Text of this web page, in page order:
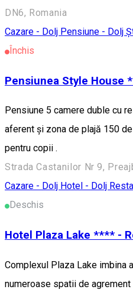
DN6, Romania
Cazare - Dolj Pensiune - Dolj
Închis
Pensiunea Style House
Pensiune 5 camere duble cu
aferent și zona de plajă 150
pentru copii .
Strada Castanilor Nr 9,
Cazare - Dolj Hotel - Dolj
Deschis
Hotel Plaza Lake **** -
Complexul Plaza Lake imbina
numeroase spatii de